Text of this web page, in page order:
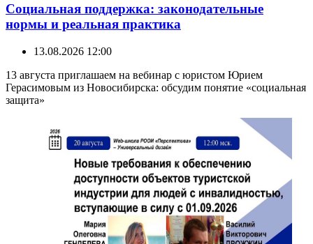
Социальная поддержка: законодательные
нормы и реальная практика
13.08.2026 12:00
13 августа приглашаем на вебинар с юристом Юрием
Герасимовым из Новосибирска: обсудим понятие «социальная
защита»